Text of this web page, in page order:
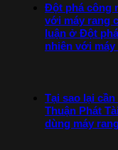
Đột phá công
với máy rang
luận ở Đột
nhiên với
Tại sao lại
Thuận Phát
dùng máy